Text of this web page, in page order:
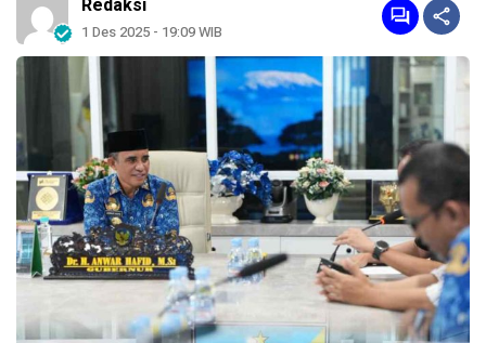
Redaksi
1 Des 2025 - 19:09 WIB